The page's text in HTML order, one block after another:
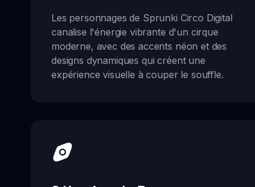
Les personnages de Sprunki Circo Digital
canalise l'énergie vibrante d'un cirque
moderne, avec des accents néon et des
designs dynamiques qui créent une
expérience visuelle à couper le souffle.